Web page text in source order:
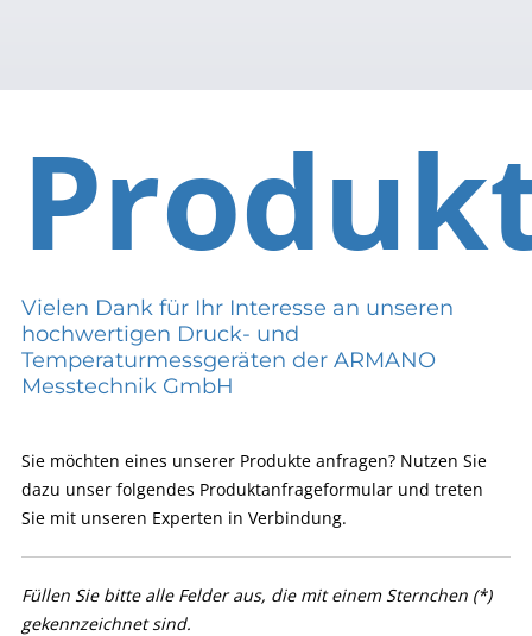
Vielen Dank für Ihr Interesse an unseren
hochwertigen Druck- und
Temperaturmessgeräten der ARMANO
Messtechnik GmbH
Sie möchten eines unserer Produkte anfragen? Nutzen Sie
dazu unser folgendes Produktanfrageformular und treten
Sie mit unseren Experten in Verbindung.
Füllen Sie bitte alle Felder aus, die mit einem Sternchen (*)
gekennzeichnet sind.